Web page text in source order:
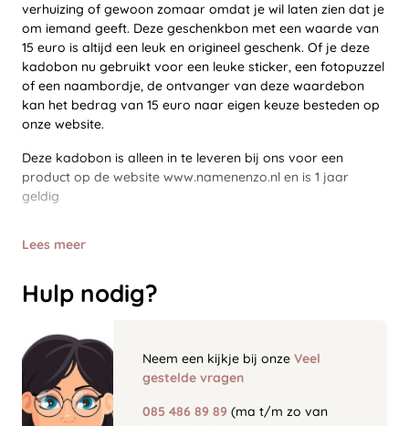
verhuizing of gewoon zomaar omdat je wil laten zien dat je
om iemand geeft. Deze geschenkbon met een waarde van
15 euro is altijd een leuk en origineel geschenk. Of je deze
kadobon nu gebruikt voor een leuke sticker, een fotopuzzel
of een naambordje, de ontvanger van deze waardebon
kan het bedrag van 15 euro naar eigen keuze besteden op
onze website.
Deze kadobon is alleen in te leveren bij ons voor een
product op de website www.namenenzo.nl en is 1 jaar
geldig
Lees meer
Hulp nodig?
Neem een kijkje bij onze Veel
gestelde vragen
085 486 89 89 (ma t/m zo van